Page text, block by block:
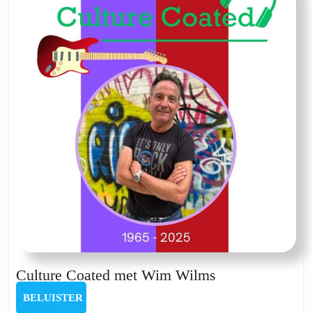
en
Veerle
Stevens
Culture Coated met Wim Wilms
BELUISTER